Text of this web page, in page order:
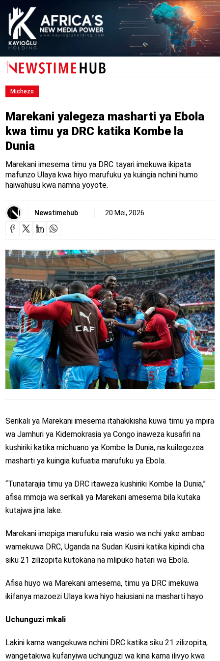
Michezo
Marekani yalegeza masharti ya Ebola
kwa timu ya DRC katika Kombe la
Dunia
Marekani imesema timu ya DRC tayari imekuwa ikipata
mafunzo Ulaya kwa hiyo marufuku ya kuingia nchini humo
haiwahusu kwa namna yoyote.
Newstimehub 20 Mei, 2026
Serikali ya Marekani imesema itahakikisha kuwa timu ya mpira
wa Jamhuri ya Kidemokrasia ya Congo inaweza kusafiri na
kushiriki katika michuano ya Kombe la Dunia, na kuilegezea
masharti ya kuingia kufuatia marufuku ya Ebola.
“Tunatarajia timu ya DRC itaweza kushiriki Kombe la Dunia,”
afisa mmoja wa serikali ya Marekani amesema bila kutaka
kutajwa jina lake.
Marekani imepiga marufuku raia wasio wa nchi yake ambao
wamekuwa DRC, Uganda na Sudan Kusini katika kipindi cha
siku 21 zilizopita kutokana na mlipuko hatari wa Ebola.
Afisa huyo wa Marekani amesema, timu ya DRC imekuwa
ikifanya mazoezi Ulaya kwa hiyo haiusiani na masharti hayo.
Uchunguzi mkali
Lakini kama wangekuwa nchini DRC katika siku 21 zilizopita,
wangetakiwa kufanyiwa uchunguzi wa kina kama ilivyo kwa